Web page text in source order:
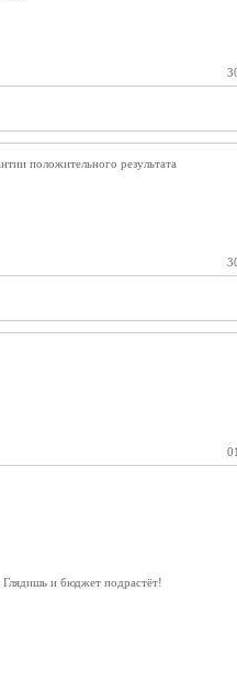
положительного результата
и бюджет подрастёт!